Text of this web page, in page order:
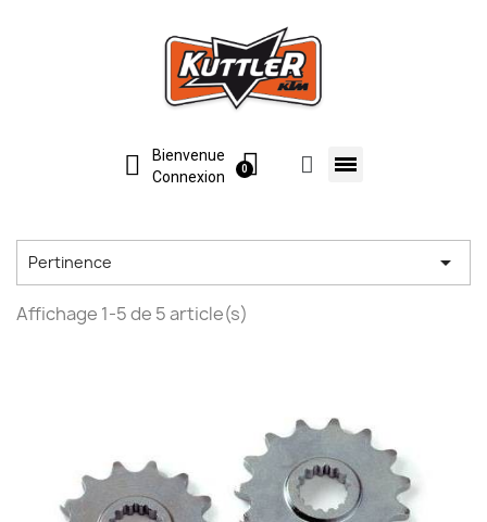
Bienvenue
Connexion
Pertinence 
Affichage 1-5 de 5 article(s)